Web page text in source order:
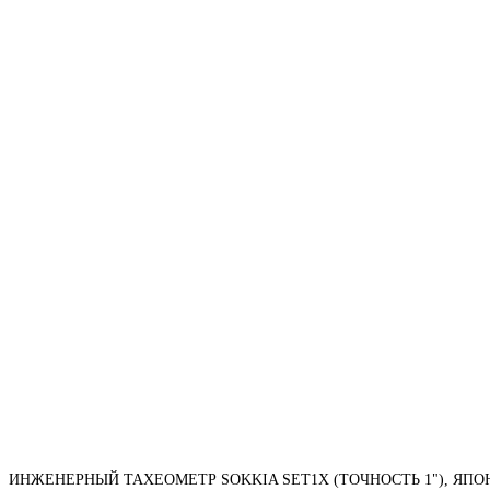
ИНЖЕНЕРНЫЙ ТАХЕОМЕТР SOKKIA SET1X (ТОЧНОСТЬ 1"),